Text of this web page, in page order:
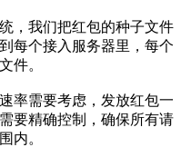
，我们把红包的种子文件
每个接入服务器里，每个
件。
率需要考虑，发放红包一
要精确控制，确保所有请
内。